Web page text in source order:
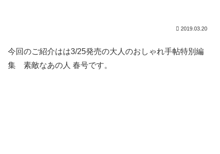
2019.03.20
今回のご紹介はは3/25発売の大人のおしゃれ手帖特別編
集 素敵なあの人 春号です。